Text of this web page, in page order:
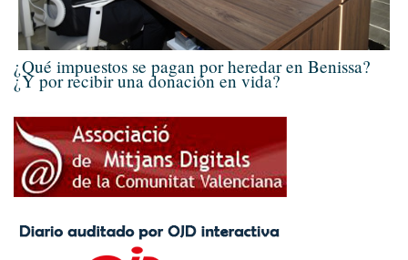
¿Qué impuestos se pagan por heredar en Benissa?
¿Y por recibir una donación en vida?